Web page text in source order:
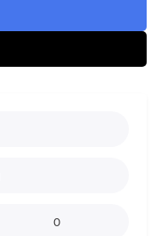
0